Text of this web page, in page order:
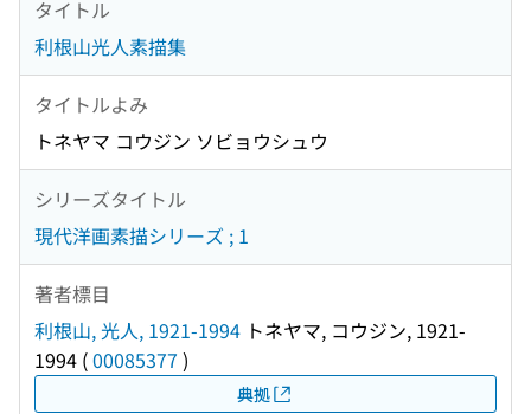
タイトル
利根山光人素描集
タイトルよみ
トネヤマ コウジン ソビョウシュウ
シリーズタイトル
現代洋画素描シリーズ ; 1
著者標目
利根山, 光人, 1921-1994 トネヤマ, コウジン, 1921-
1994 (00085377 )
典拠